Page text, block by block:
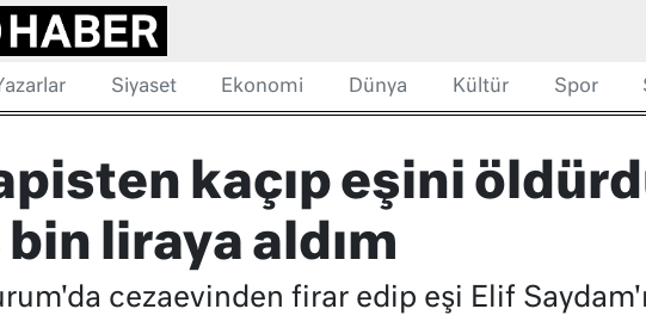
Siyaset Ekonomi Dünya Kültür Spor
kaçıp eşini
bin liraya aldım
cezaevinden firar edip eşi Elif